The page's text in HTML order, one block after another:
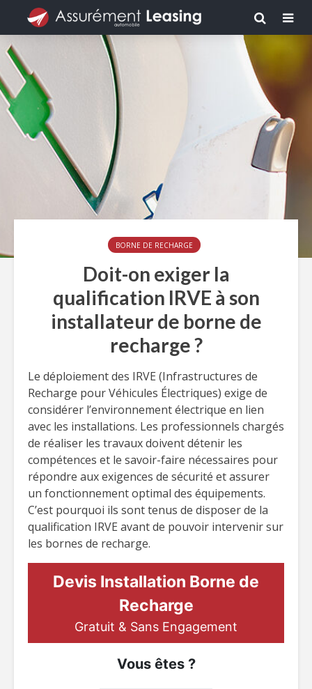
BORNE DE RECHARGE
Doit-on exiger la
qualification IRVE à son
installateur de borne de
recharge ?
Le déploiement des IRVE (Infrastructures de
Recharge pour Véhicules Électriques) exige de
considérer l’environnement électrique en lien
avec les installations. Les professionnels chargés
de réaliser les travaux doivent détenir les
compétences et le savoir-faire nécessaires pour
répondre aux exigences de sécurité et assurer
un fonctionnement optimal des équipements.
C’est pourquoi ils sont tenus de disposer de la
qualification IRVE avant de pouvoir intervenir sur
les bornes de recharge.